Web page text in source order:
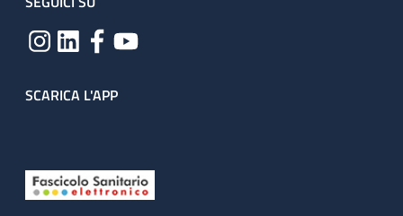
SCARICA L'APP